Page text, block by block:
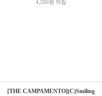
4,200원 적립
[THE CAMPAMENTO](C)Smiling